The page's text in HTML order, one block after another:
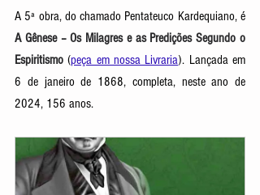
A Gênese – Os Milagres e as Predições Segundo o
Espiritismo (peça em nossa Livraria). Lançada em
6 de janeiro de 1868, completa, neste ano de
2024, 156 anos.